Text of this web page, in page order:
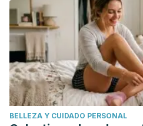
International Journal of
Health. https://doi.org/10.3390/
Fitzpatrick, M. (2010).
Melaleuca alternifolia ) on
Food and Drug Analysis.
Delaquis, P. J., Stanich, K.,
Antimicrobial activity of
dill, cilantro, coriander and
BELLEZA Y CUIDADO PERSONAL